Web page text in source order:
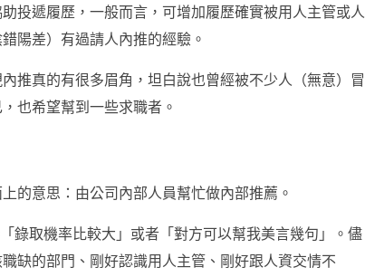
投遞履歷，一般而言，可增加履歷確實被用人主管或人
陽差）有過請人內推的經驗。
推真的有很多眉角，坦白說也曾經被不少人（無意）冒
也希望幫到一些求職者。
的意思：由公司內部人員幫忙做內部推薦。
錄取機率比較大」或者「對方可以幫我美言幾句」。儘
缺的部門、剛好認識用人主管、剛好跟人資交情不